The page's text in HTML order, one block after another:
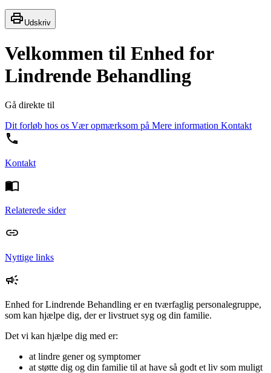
Udskriv
Velkommen til Enhed for
Lindrende Behandling
Gå direkte til
Dit forløb hos os Vær opmærksom på Mere information Kontakt
Kontakt
Relaterede sider
Nyttige links
Enhed for Lindrende Behandling er en tværfaglig personalegruppe,
som kan hjælpe dig, der er livstruet syg og din familie.
Det vi kan hjælpe dig med er:
at lindre gener og symptomer
at støtte dig og din familie til at have så godt et liv som muligt